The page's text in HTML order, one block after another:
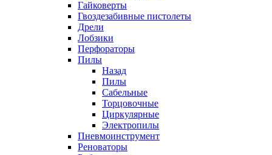
Гайковерты
Гвоздезабивные пистолеты
Дрели
Лобзики
Перфораторы
Пилы
Назад
Пилы
Сабельные
Торцовочные
Циркулярные
Электропилы
Пневмоинструмент
Реноваторы